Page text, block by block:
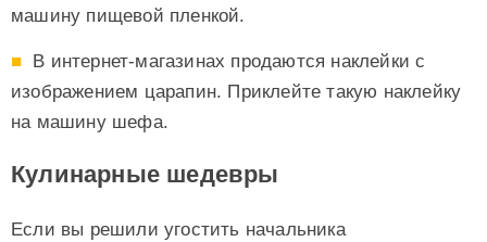
машину пищевой пленкой.
В интернет-магазинах продаются наклейки с
изображением царапин. Приклейте такую наклейку
на машину шефа.
Кулинарные шедевры
Если вы решили угостить начальника